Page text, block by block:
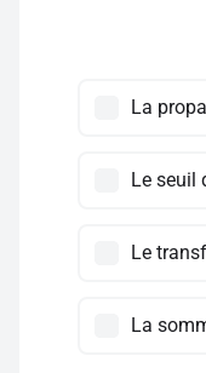
La
Le seuil
Le
La